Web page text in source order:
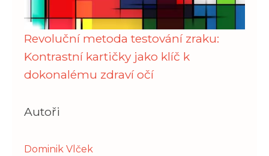
Revoluční metoda testování zraku:
Kontrastní kartičky jako klíč k
dokonalému zdraví očí
Autoři
Dominik Vlček